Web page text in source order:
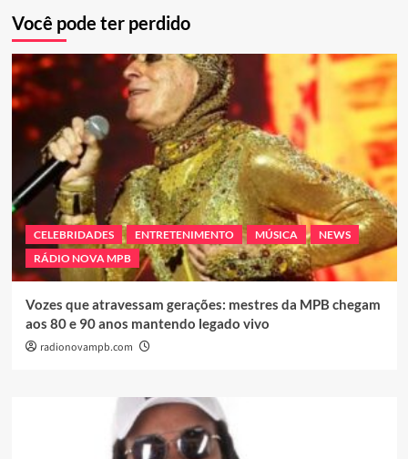
Você pode ter perdido
CELEBRIDADES ENTRETENIMENTO MÚSICA
NEWS
RÁDIO NOVA MPB
Vozes que atravessam gerações: mestres da MPB chegam
aos 80 e 90 anos mantendo legado vivo
radionovampb.com